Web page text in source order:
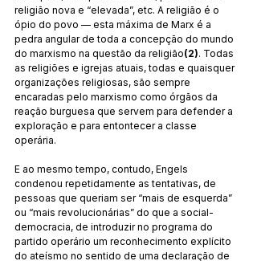
religião nova e “elevada”, etc. A religião é o
ópio do povo — esta máxima de Marx é a
pedra angular de toda a concepção do mundo
do marxismo na questão da religião(2). Todas
as religiões e igrejas atuais, todas e quaisquer
organizações religiosas, são sempre
encaradas pelo marxismo como órgãos da
reação burguesa que servem para defender a
exploração e para entontecer a classe
operária.
E ao mesmo tempo, contudo, Engels
condenou repetidamente as tentativas, de
pessoas que queriam ser “mais de esquerda”
ou “mais revolucionárias” do que a social-
democracia, de introduzir no programa do
partido operário um reconhecimento explícito
do ateísmo no sentido de uma declaração de